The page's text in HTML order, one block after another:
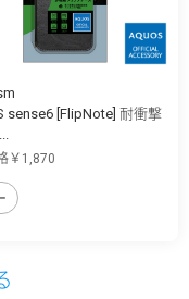
sense6 [FlipNote] 耐衝撃
￥1,870